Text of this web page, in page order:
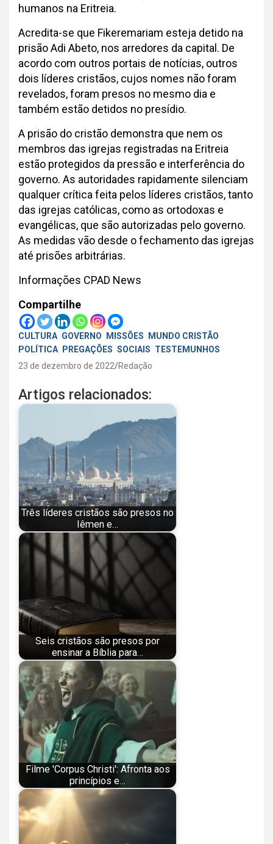
humanos na Eritreia.
Acredita-se que Fikeremariam esteja detido na
prisão Adi Abeto, nos arredores da capital. De
acordo com outros portais de notícias, outros
dois líderes cristãos, cujos nomes não foram
revelados, foram presos no mesmo dia e
também estão detidos no presídio.
A prisão do cristão demonstra que nem os
membros das igrejas registradas na Eritreia
estão protegidos da pressão e interferência do
governo. As autoridades rapidamente silenciam
qualquer crítica feita pelos líderes cristãos, tanto
das igrejas católicas, como as ortodoxas e
evangélicas, que são autorizadas pelo governo.
As medidas vão desde o fechamento das igrejas
até prisões arbitrárias.
Informações CPAD News
Compartilhe
CULTURA GOVERNO MISSÕES
MUNDO CRISTÃO
POLÍTICA
PREGAÇÕES SOCIAIS TESTEMUNHOS
23 de dezembro de 2022 Redação
Artigos relacionados:
Três líderes cristãos são presos no
Iêmen e…
Seis cristãos são presos por
ensinar a Bíblia para…
Filme 'Corpus Christi': Afronta aos
princípios e…